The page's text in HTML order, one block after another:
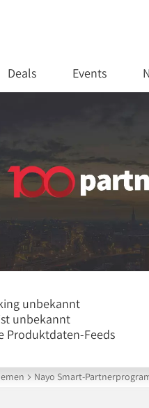
Deals Events
unbekannt
unbekannt
Produktdaten-Feeds
Nayo Smart-